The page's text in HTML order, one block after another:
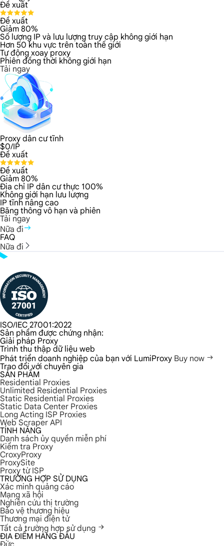
Đề xuất
Đề xuất
Giảm 80%
Số lượng IP và lưu lượng truy cập không giới hạn
Hơn 50 khu vực trên toàn thế giới
Tự động xoay proxy
Phiên đồng thời không giới hạn
Tải ngay
Proxy dân cư tĩnh
$0/IP
Đề xuất
Đề xuất
Giảm 80%
Địa chỉ IP dân cư thực 100%
Không giới hạn lưu lượng
IP tĩnh nâng cao
Băng thông vô hạn và phiên
Tải ngay
Nữa đi
FAQ
Nữa đi
ISO/IEC 27001:2022
Sản phẩm được chứng nhận:
Giải pháp Proxy
Trình thu thập dữ liệu web
Phát triển doanh nghiệp của bạn với LumiProxy Buy now
Trao đổi với chuyên gia
SẢN PHẨM
Residential Proxies
Unlimited Residential Proxies
Static Residential Proxies
Static Data Center Proxies
Long Acting ISP Proxies
Web Scraper API
TÍNH NĂNG
Danh sách ủy quyền miễn phí
Kiểm tra Proxy
CroxyProxy
ProxySite
Proxy từ ISP
TRƯỜNG HỢP SỬ DỤNG
Xác minh quảng cáo
Mạng xã hội
Nghiên cứu thị trường
Bảo vệ thương hiệu
Thương mại điện tử
Tất cả trường hợp sử dụng
ĐỊA ĐIỂM HÀNG ĐẦU